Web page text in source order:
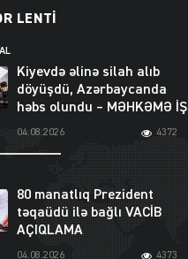
LENTI
Kiyevdə əlinə silah alıb
döyüşdü, Azərbaycanda
həbs olundu – MƏHKƏMƏ İŞİ
04.08.2026 4372
80 manatlıq Prezident
təqaüdü ilə bağlı VACİB
AÇIQLAMA
04.08.2026 4373